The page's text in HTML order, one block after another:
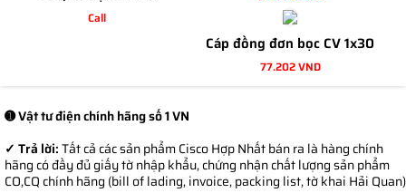
Call
Cáp đồng đơn bọc CV 1x30
77.202 VND
➊ Vật tư điện chính hãng số 1 VN
✓ Trả lời:Tất cả các sản phẩm Cisco Hợp Nhất bán ra là hàng chính
hãng có đầy đủ giấy tờ nhập khẩu, chứng nhận chất lượng sản phẩm
CO,CQ chính hãng (bill of lading, invoice, packing list, tờ khai Hải Quan)